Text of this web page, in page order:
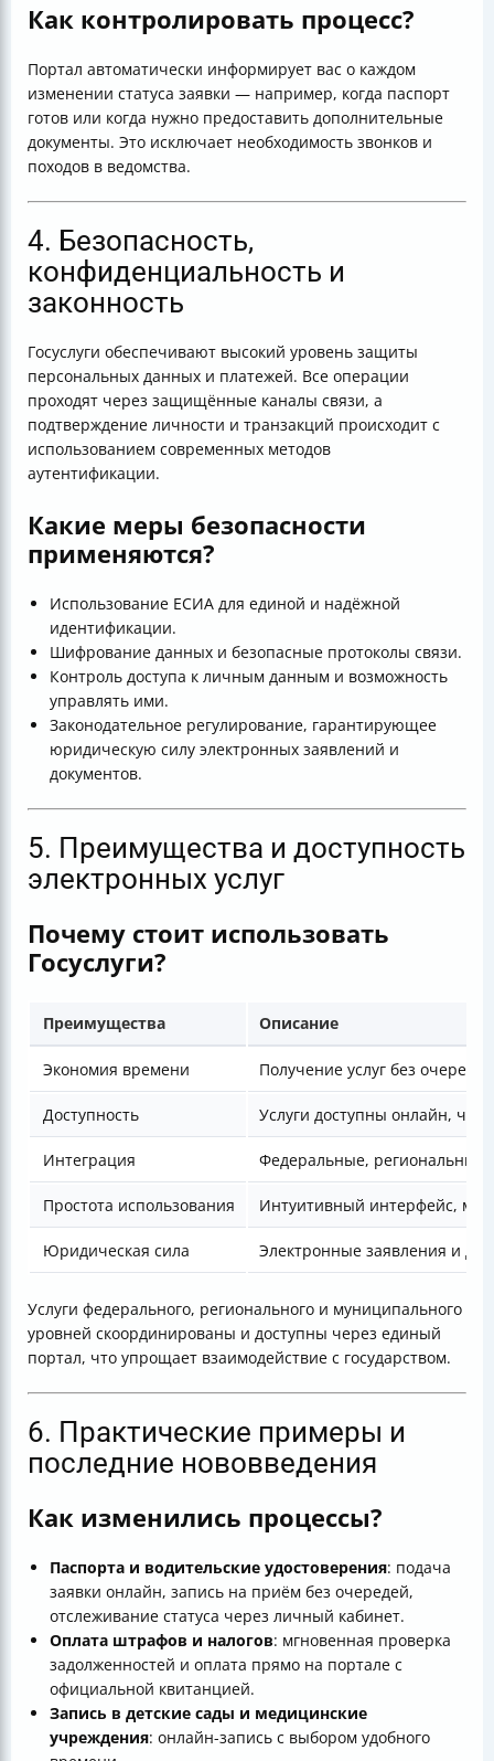
Как контролировать процесс?
Портал автоматически информирует вас о каждом
изменении статуса заявки — например, когда паспорт
готов или когда нужно предоставить дополнительные
документы. Это исключает необходимость звонков и
походов в ведомства.
4. Безопасность,
конфиденциальность и
законность
Госуслуги обеспечивают высокий уровень защиты
персональных данных и платежей. Все операции
проходят через защищённые каналы связи, а
подтверждение личности и транзакций происходит с
использованием современных методов
аутентификации.
Какие меры безопасности
применяются?
Использование ЕСИА для единой и надёжной
идентификации.
Шифрование данных и безопасные протоколы связи.
Контроль доступа к личным данным и возможность
управлять ими.
Законодательное регулирование, гарантирующее
юридическую силу электронных заявлений и
документов.
5. Преимущества и доступность
электронных услуг
Почему стоит использовать
Госуслуги?
Преимущества Описание
Экономия времени Получение услуг без
Доступность Услуги доступны онлайн,
Интеграция Федеральные, региональные
Простота использования Интуитивный интерфейс,
Юридическая сила Электронные заявления и
Услуги федерального, регионального и муниципального
уровней скоординированы и доступны через единый
портал, что упрощает взаимодействие с государством.
6. Практические примеры и
последние нововведения
Как изменились процессы?
Паспорта и водительские удостоверения: подача
заявки онлайн, запись на приём без очередей,
отслеживание статуса через личный кабинет.
Оплата штрафов и налогов: мгновенная проверка
задолженностей и оплата прямо на портале с
официальной квитанцией.
Запись в детские сады и медицинские
учреждения: онлайн-запись с выбором удобного